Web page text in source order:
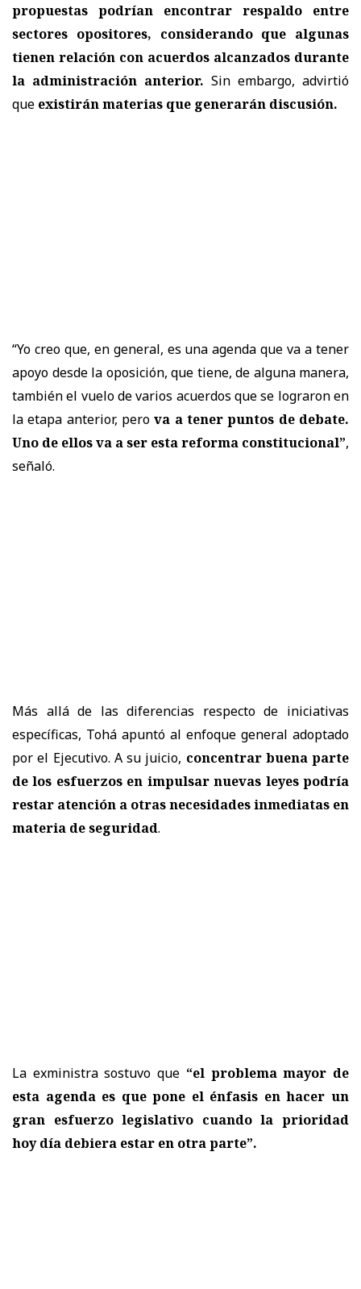
propuestas podrían encontrar respaldo entre
sectores opositores, considerando que algunas
tienen relación con acuerdos alcanzados durante
la administración anterior. Sin embargo, advirtió
que existirán materias que generarán discusión.
“Yo creo que, en general, es una agenda que va a tener
apoyo desde la oposición, que tiene, de alguna manera,
también el vuelo de varios acuerdos que se lograron en
la etapa anterior, perova a tener puntos de debate.
Uno de ellos va a ser esta reforma constitucional”,
señaló.
Más allá de las diferencias respecto de iniciativas
específicas, Tohá apuntó al enfoque general adoptado
por el Ejecutivo. A su juicio, concentrar buena parte
de los esfuerzos en impulsar nuevas leyes podría
restar atención a otras necesidades inmediatas en
materia de seguridad.
La exministra sostuvo que “el problema mayor de
esta agenda es que pone el énfasis en hacer un
gran esfuerzo legislativo cuando la prioridad
hoy día debiera estar en otra parte”.